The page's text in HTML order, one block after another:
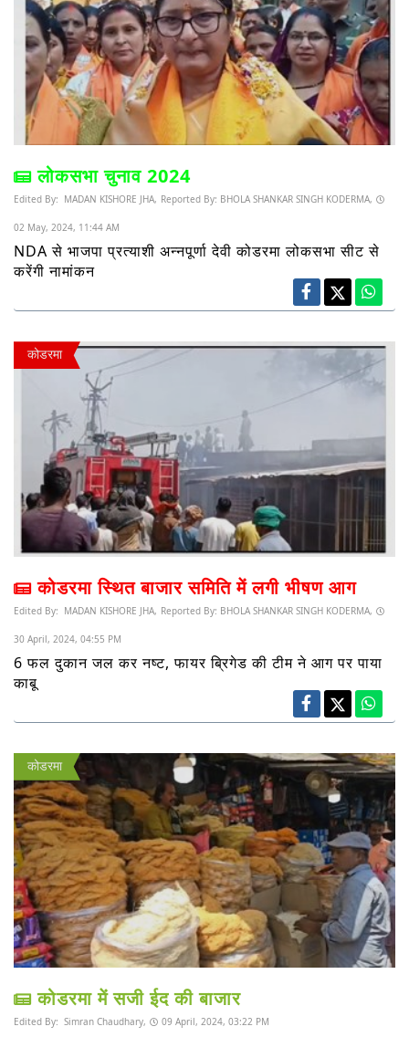
लोकसभा चुनाव 2024
Edited By: MADAN KISHORE JHA, Reported By: BHOLA SHANKAR SINGH KODERMA,
02 May, 2024, 11:44 AM
NDA से भाजपा प्रत्याशी अन्नपूर्णा देवी कोडरमा लोकसभा सीट से
करेंगी नामांकन
कोडरमा
कोडरमा स्थित बाजार समिति में लगी भीषण आग
Edited By: MADAN KISHORE JHA, Reported By: BHOLA SHANKAR SINGH KODERMA,
30 April, 2024, 04:55 PM
6 फल दुकान जल कर नष्ट, फायर ब्रिगेड की टीम ने आग पर पाया
काबू
कोडरमा
कोडरमा में सजी ईद की बाजार
Edited By: Simran Chaudhary, 09 April, 2024, 03:22 PM